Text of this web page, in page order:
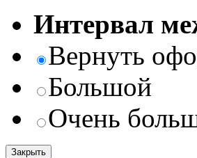
Интервал
Вернуть
Большой
Очень
Закрыть